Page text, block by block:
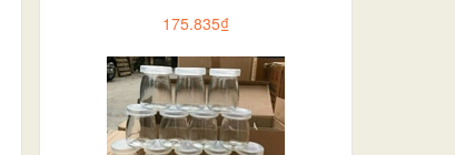
175.835₫